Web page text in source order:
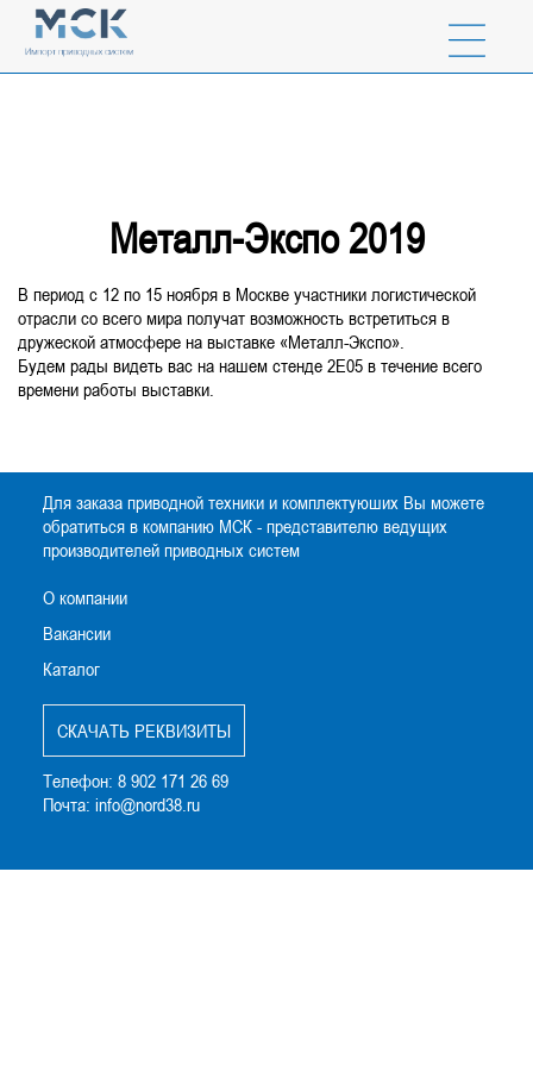
Металл-Экспо 2019
В период с 12 по 15 ноября в Москве участники логистической
отрасли со всего мира получат возможность встретиться в
дружеской атмосфере на выставке «Металл-Экспо».
Будем рады видеть вас на нашем стенде 2E05 в течение всего
времени работы выставки.
Для заказа приводной техники и комплектуюших Вы можете
обратиться в компанию МСК - представителю ведущих
производителей приводных систем
О компании
Вакансии
Каталог
CКАЧАТЬ РЕКВИЗИТЫ
Телефон: 8 902 171 26 69
Почта: info@nord38.ru